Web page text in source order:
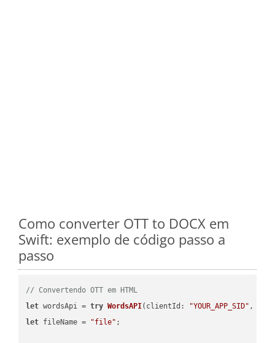
Como converter OTT to DOCX em
Swift: exemplo de código passo a
passo
// Convertendo OTT em HTML
let wordsApi = try WordsAPI( clientId: "YOUR_APP_SID" ,
let fileName = "file" ;